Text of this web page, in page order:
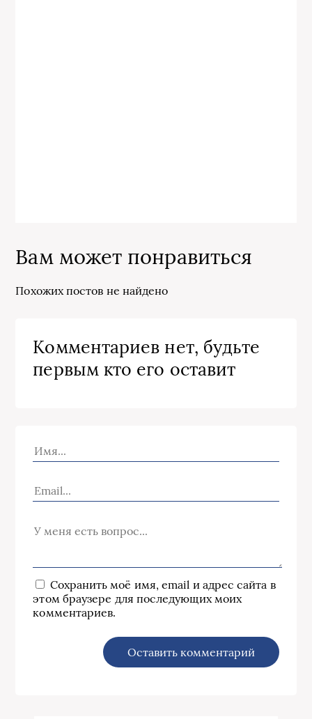
Вам может понравиться
Похожих постов не найдено
Комментариев нет, будьте
первым кто его оставит
Сохранить моё имя, email и адрес сайта в
этом браузере для последующих моих
комментариев.